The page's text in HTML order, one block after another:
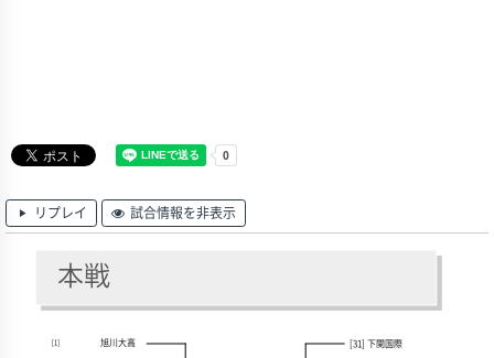
リプレイ 試合情報を非表示
本戦
[1] 旭川大高 [31] 下関国際